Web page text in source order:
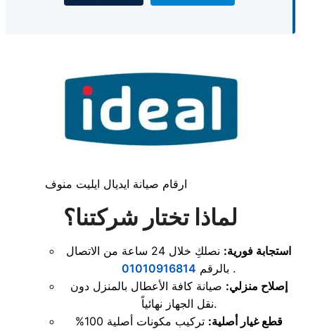
ارقام صيانة ايديال ايليت منوف
لماذا تختار شركتنا؟
استجابة فورية:
نصلكِ خلال 24 ساعة من الاتصال
بالرقم 01010916814
.
إصلاح منزلي: صيانة كافة الأعطال بالمنزل دون
نقل الجهاز نهائياً.
قطع غيار أصلية:
تركيب مكونات أصلية 100%